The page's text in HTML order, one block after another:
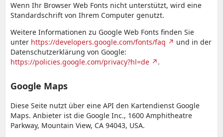
Wenn Ihr Browser Web Fonts nicht unterstützt, wird eine
Standardschrift von Ihrem Computer genutzt.
Weitere Informationen zu Google Web Fonts finden Sie
unter https://developers.google.com/fonts/faq
und in der
Datenschutzerklärung von Google:
https://policies.google.com/privacy?hl=de
.
Google Maps
Diese Seite nutzt über eine API den Kartendienst Google
Maps. Anbieter ist die Google Inc., 1600 Amphitheatre
Parkway, Mountain View, CA 94043, USA.